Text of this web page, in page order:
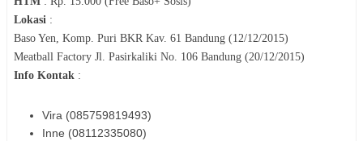
Lokasi :
Baso Yen, Komp. Puri BKR Kav. 61 Bandung (12/12/2015)
Meatball Factory Jl. Pasirkaliki No. 106 Bandung (20/12/2015)
Info Kontak :
Vira (085759819493)
Inne (08112335080)